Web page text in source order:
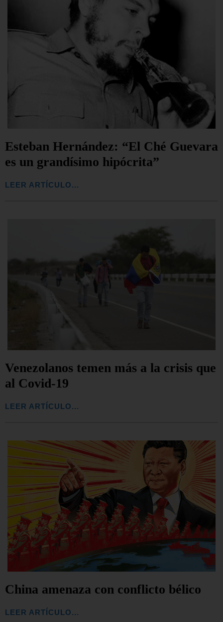
Esteban Hernández: “El Ché Guevara
es un grandísimo hipócrita”
LEER ARTÍCULO...
Venezolanos temen más a la crisis que
al Covid-19
LEER ARTÍCULO...
China amenaza con conflicto bélico
LEER ARTÍCULO...